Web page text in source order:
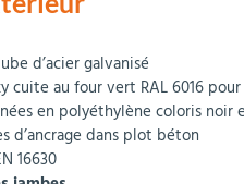
d’acier galvanisé
cuite au four vert RAL 6016
en polyéthylène coloris noir
d’ancrage dans plot béton
16630